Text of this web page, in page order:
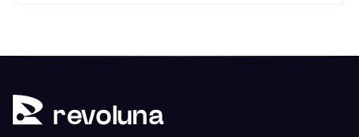
revoluna